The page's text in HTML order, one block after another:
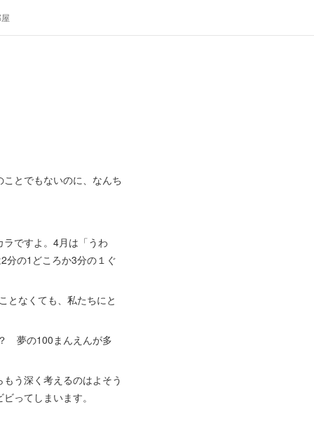
とでもないのに、なんち
ですよ。4月は「うわ
分の1どころか3分の１ぐ
となくても、私たちにと
夢の100まんえんが多
う深く考えるのはよそう
ってしまいます。